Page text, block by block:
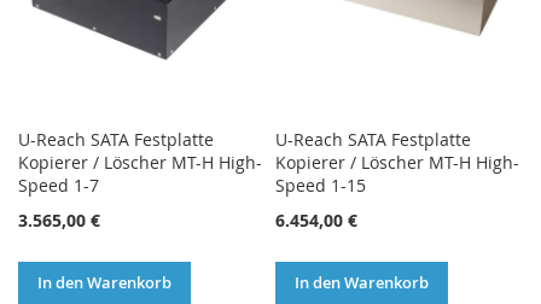
U-Reach SATA Festplatte
Kopierer / Löscher MT-H High-
Speed 1-7
3.565,00 €
In den Warenkorb
U-Reach SATA Festplatte
Kopierer / Löscher MT-H High-
Speed 1-15
6.454,00 €
In den Warenkorb